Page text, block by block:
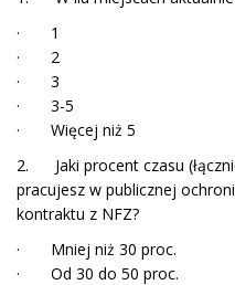
· 1
· 2
· 3
· 3-5
· Więcej niż 5
2. Jaki procent czasu
pracujesz w publicznej
kontraktu z NFZ?
· Mniej niż 30 proc.
· Od 30 do 50 proc.